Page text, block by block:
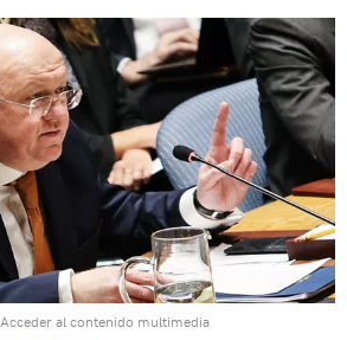
Acceder al contenido multimedia